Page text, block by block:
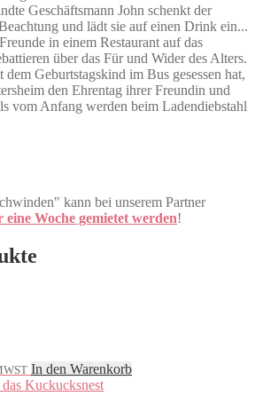
Geschäftsmann John schenkt der
und lädt sie auf einen Drink ein...
in einem Restaurant auf das
über das Für und Wider des Alters.
Geburtstagskind im Bus gesessen hat,
den Ehrentag ihrer Freundin und
vom Anfang werden beim Ladendiebstahl
kann bei unserem Partner
eine Woche gemietet werden!
In den Warenkorb